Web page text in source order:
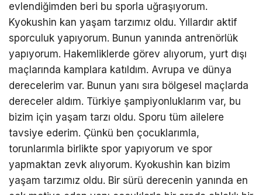
evlendiğimden beri bu sporla uğraşıyorum.
Kyokushin kan yaşam tarzımız oldu. Yıllardır aktif
sporculuk yapıyorum. Bunun yanında antrenörlük
yapıyorum. Hakemliklerde görev alıyorum, yurt dışı
maçlarında kamplara katıldım. Avrupa ve dünya
derecelerim var. Bunun yanı sıra bölgesel maçlarda
dereceler aldım. Türkiye şampiyonluklarım var, bu
bizim için yaşam tarzı oldu. Sporu tüm ailelere
tavsiye ederim. Çünkü ben çocuklarımla,
torunlarımla birlikte spor yapıyorum ve spor
yapmaktan zevk alıyorum. Kyokushin kan bizim
yaşam tarzımız oldu. Bir sürü derecenin yanında en